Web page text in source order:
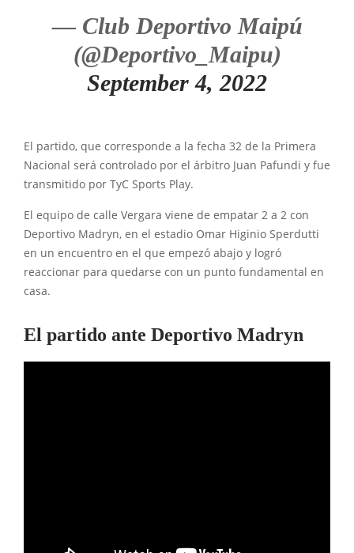
— Club Deportivo Maipú
(@Deportivo_Maipu)
September 4, 2022
El partido, que corresponde a la fecha 32 de la Primera
Nacional será controlado por el árbitro Juan Pafundi y fue
transmitido por TyC Sports Play.
El equipo de calle Vergara viene de empatar 2 a 2 con
Deportivo Madryn, en el estadio Omar Higinio Sperdutti
en un encuentro en el que empezó abajo y logró
reaccionar para quedarse con un punto fundamental en
casa.
El partido ante Deportivo Madryn